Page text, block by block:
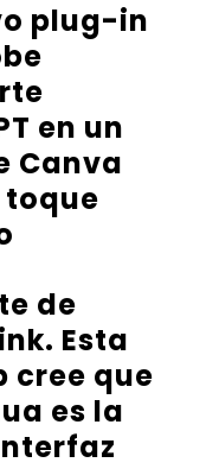
plug-in
en un
Canva
toque
de
Esta
cree que
es la